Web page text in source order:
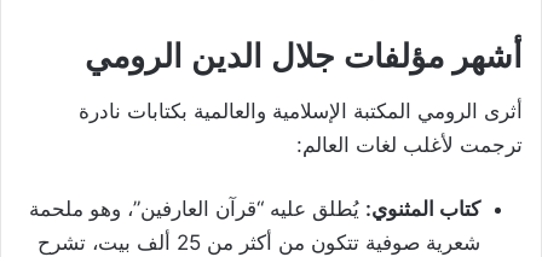
أشهر مؤلفات جلال الدين الرومي
أثرى الرومي المكتبة الإسلامية والعالمية بكتابات نادرة
ترجمت لأغلب لغات العالم:
كتاب المثنوي: يُطلق عليه “قرآن العارفين”، وهو ملحمة
شعرية صوفية تتكون من أكثر من 25 ألف بيت، تشرح